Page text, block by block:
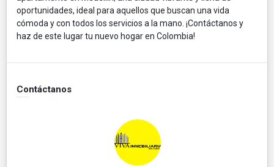
oportunidades, ideal para aquellos que buscan una vida
cómoda y con todos los servicios a la mano. ¡Contáctanos y
haz de este lugar tu nuevo hogar en Colombia!
Contáctanos